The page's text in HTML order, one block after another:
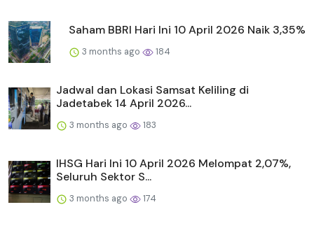
Saham BBRI Hari Ini 10 April 2026 Naik 3,35%
3 months ago 184
Jadwal dan Lokasi Samsat Keliling di
Jadetabek 14 April 2026...
3 months ago 183
IHSG Hari Ini 10 April 2026 Melompat 2,07%,
Seluruh Sektor S...
3 months ago 174